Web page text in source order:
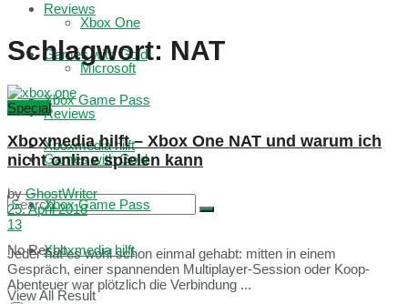
Reviews
Games with Gold
Xbox Game Pass
Xboxmedia hilft
No Result
View All Result
Xbox One
Microsoft
Reviews
Games with Gold
Xbox Game Pass
Xboxmedia hilft
Schlagwort: NAT
Special
Xboxmedia hilft – Xbox One NAT und warum ich
nicht online spielen kann
by GhostWriter
25. April 2018
13
Jeder hat es wohl schon einmal gehabt: mitten in einem
Gespräch, einer spannenden Multiplayer-Session oder Koop-
Abenteuer war plötzlich die Verbindung ...